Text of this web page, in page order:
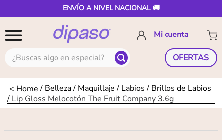
ENVÍO A NIVEL NACIONAL 🚚
¿Buscas algo en especial? OFERTAS
Belleza Maquillaje Labios
Brillos de Labios
Lip Gloss Melocotón The Fruit Company 3.6g